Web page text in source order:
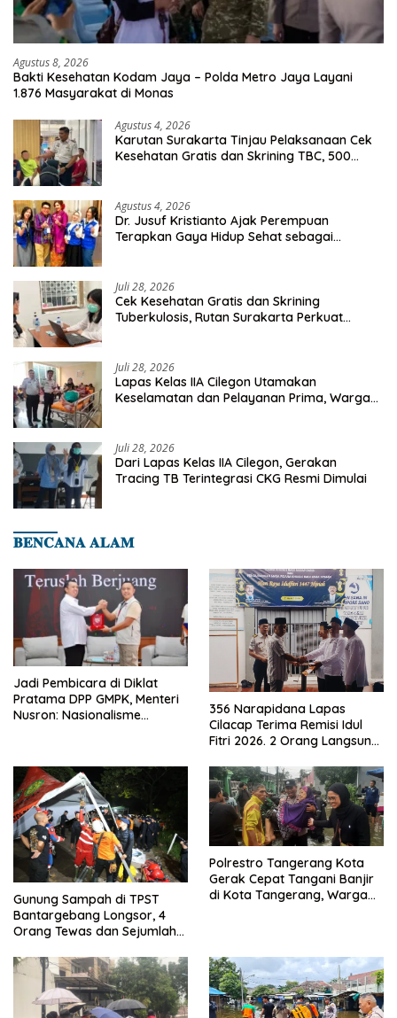
Agustus 8, 2026
Bakti Kesehatan Kodam Jaya – Polda Metro Jaya Layani
1.876 Masyarakat di Monas
Agustus 4, 2026
Karutan Surakarta Tinjau Pelaksanaan Cek
Kesehatan Gratis dan Skrining TBC, 500
Agustus 4, 2026
Dr. Jusuf Kristianto Ajak Perempuan
Terapkan Gaya Hidup Sehat sebagai
Juli 28, 2026
Cek Kesehatan Gratis dan Skrining
Tuberkulosis, Rutan Surakarta Perkuat
Juli 28, 2026
Lapas Kelas IIA Cilegon Utamakan
Keselamatan dan Pelayanan Prima, Warga
Juli 28, 2026
Dari Lapas Kelas IIA Cilegon, Gerakan
Tracing TB Terintegrasi CKG Resmi Dimulai
𝐁𝐄𝐍𝐂𝐀𝐍𝐀 𝐀𝐋𝐀𝐌
Jadi Pembicara di Diklat
Pratama DPP GMPK, Menteri
Nusron: Nasionalisme
356 Narapidana Lapas
Cilacap Terima Remisi Idul
Fitri 2026. 2 Orang Langsung
Gunung Sampah di TPST
Bantargebang Longsor, 4
Orang Tewas dan Sejumlah
Polrestro Tangerang Kota
Gerak Cepat Tangani Banjir
di Kota Tangerang, Warga